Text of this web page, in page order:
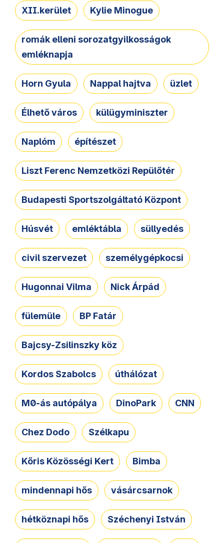
XII.kerület Kylie Minogue
romák elleni sorozatgyilkosságok
emléknapja
Horn Gyula Nappal hajtva üzlet
Élhető város külügyminiszter
Naplóm építészet
Liszt Ferenc Nemzetközi Repülőtér
Budapesti Sportszolgáltató Központ
Húsvét emléktábla süllyedés
civil szervezet személygépkocsi
Hugonnai Vilma Nick Árpád
fülemüle BP Fatár
Bajcsy-Zsilinszky köz
Kordos Szabolcs úthálózat
M0-ás autópálya DinoPark CNN
Chez Dodo Szélkapu
Kőris Közösségi Kert Bimba
mindennapi hős vásárcsarnok
hétköznapi hős Széchenyi István